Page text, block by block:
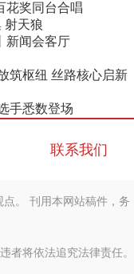
花奖同台合唱
射天狼
新闻会客厅
筑枢纽 丝路核心启新
手悉数登场
联系我们
。 刊用本网站稿件，务
者将依法追究法律责任。